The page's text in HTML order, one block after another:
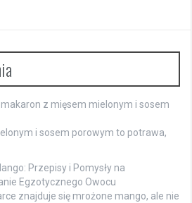
z mięsem mielonym i sosem
i sosem porowym to potrawa,
Przepisy i Pomysły na
Egzotycznego Owocu
znajduje się mrożone mango, ale nie